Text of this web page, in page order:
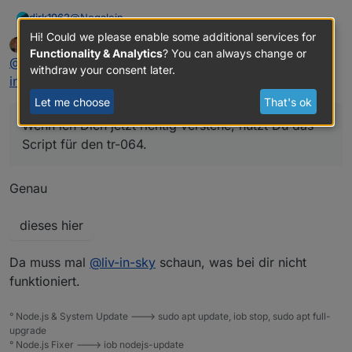
dirk1962@Negalein
Wenn ich Dich jetzt richtig verstehe, nutzt Du das
Script für den tr-064.
Hast Du noch irgendwas verändert oder ist es noch
exakt so wie in Deinem Post vom 30.01.2020?
Du hast als Pfad folgendes eingetragen
Spoiler
Wenn ich das so übernehme ändert sich der Status
nie.
Muss nicht abgefragt werden, ob device "active" true
oder false ist?
Offline
Negaleinwrote onApr 30, 2020, 3:54 PM
last edited by
@ dirk1962sagte in[Gelöst] ID oder Name eines State
in Vis anzeigen
Wenn ich Dich jetzt richtig verstehe, nutzt Du das
Script für den tr-064.
Genau
dieses hier
Da muss mal @liv-in-sky schaun, was bei dir nicht
funktioniert.
° Node.js & System Update ---> sudo apt update, iob stop, sudo apt full-
upgrade
° Node.js Fixer ---> iob nodejs-update
Hi! Could we please enable some additional services for
Functionality & Analytics? You can always change or
withdraw your consent later.
Let me choose That's ok